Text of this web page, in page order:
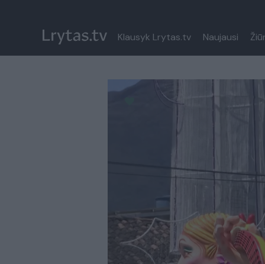
Klausyk Lrytas.tv Naujausi
Paremkite Ukrainą